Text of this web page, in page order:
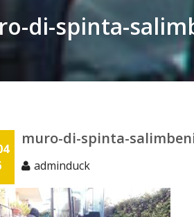
di-spinta-
muro-di-spinta-
adminduck